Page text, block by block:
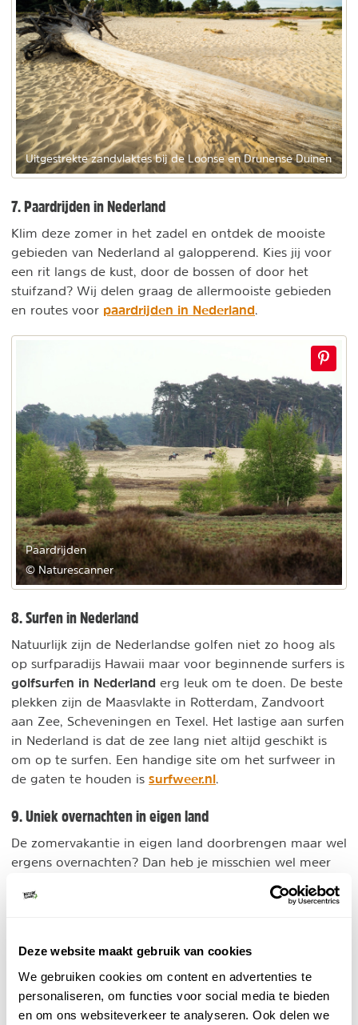
Deze website maakt gebruik van cookies
We gebruiken cookies om content en advertenties te
personaliseren, om functies voor social media te bieden
en om ons websiteverkeer te analyseren. Ook delen we
Uitgestrekte zandvlaktes bij de Loonse en Drunense Duinen
7. Paardrijden in Nederland
Klim deze zomer in het zadel en ontdek de mooiste
gebieden van Nederland al galopperend. Kies jij voor
een rit langs de kust, door de bossen of door het
stuifzand? Wij delen graag de allermooiste gebieden
en routes voor paardrijden in Nederland.
Paardrijden
© Naturescanner
8. Surfen in Nederland
Natuurlijk zijn de Nederlandse golfen niet zo hoog als
op surfparadijs Hawaii maar voor beginnende surfers is
golfsurfen in Nederland erg leuk om te doen. De beste
plekken zijn de Maasvlakte in Rotterdam, Zandvoort
aan Zee, Scheveningen en Texel. Het lastige aan surfen
in Nederland is dat de zee lang niet altijd geschikt is
om op te surfen. Een handige site om het surfweer in
de gaten te houden is surfweer.nl.
9. Uniek overnachten in eigen land
De zomervakantie in eigen land doorbrengen maar wel
ergens overnachten? Dan heb je misschien wel meer
accommodatie
. Kies een overnachting die bij jou past,
bijzondere overnachtingen in Nederland
10. Vogels spotten
Vogelreizen zijn in opmars! Met dit type reizen ga je